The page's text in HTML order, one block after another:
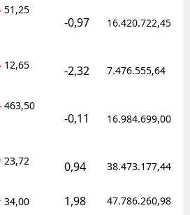
51,25
-0,97 16.420.722,45
12,65 -2,32 7.476.555,64
463,50
-0,11 16.984.699,00
23,72 0,94 38.473.177,44
34,00 1,98 47.786.260,98